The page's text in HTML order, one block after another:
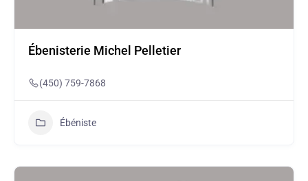
Ébenisterie Michel Pelletier
(450) 759-7868
Ébéniste